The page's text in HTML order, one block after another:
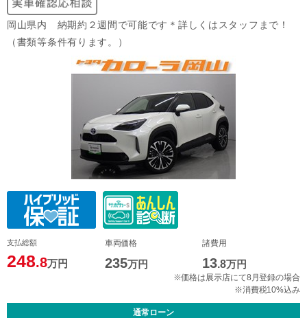
岡山県内 納期約２週間で可能です＊詳しくはスタッフまで！
（書類等条件有ります。）
支払総額
248.8万円
車両価格
235万円
諸費用
13.8万円
※価格は展示店にて8月登録の場合
※消費税10%込み
通常ローン